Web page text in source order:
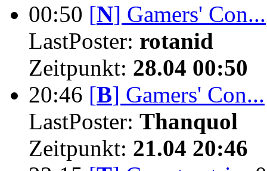
00:50 [N] Gamers' Con...
LastPoster: rotanid
Zeitpunkt: 28.04 00:50
20:46 [B] Gamers' Con...
LastPoster: Thanquol
Zeitpunkt: 21.04 20:46